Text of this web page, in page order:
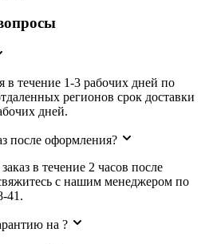
в течение 1-3 рабочих дней по
регионов срок доставки
дней.
после оформления?
в течение 2 часов после
с нашим менеджером по
41.
на ?